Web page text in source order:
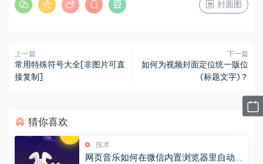
封面图
上一篇
常用特殊符号大全[非图片可直
接复制]
下一篇
如何为视频封面定位统一版位
(标题文字)？
猜你喜欢
技术
网页音乐如何在微信内置浏览器里自动播